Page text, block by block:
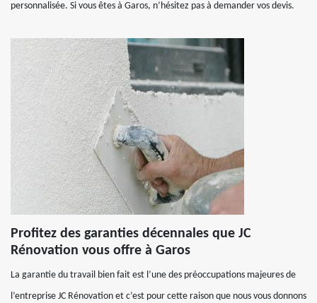
personnalisée. Si vous êtes à Garos, n’hésitez pas à demander vos devis.
Profitez des garanties décennales que JC
Rénovation vous offre à Garos
La garantie du travail bien fait est l’une des préoccupations majeures de
l’entreprise JC Rénovation et c’est pour cette raison que nous vous donnons